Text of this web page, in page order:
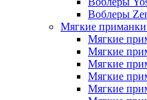
Воблеры
Мягкие
Мягкие
Мягкие
Мягкие
Мягкие
Мягкие